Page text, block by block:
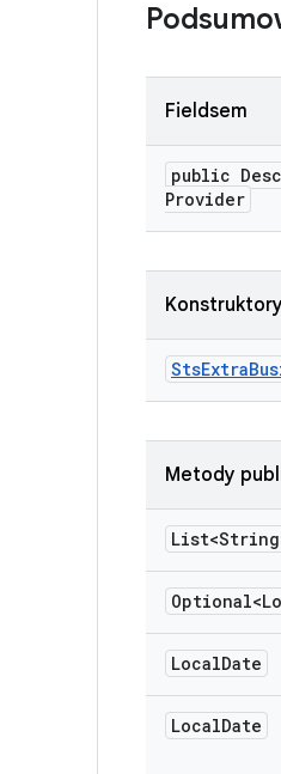
Fieldsem
public
Provider
StsExtra
Metody
LocalDate
LocalDate